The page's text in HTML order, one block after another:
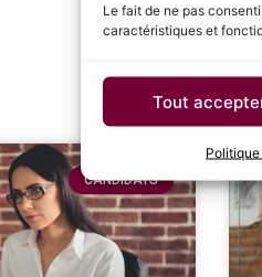
Le fait de ne pas
caractéristiques et
Tout
CANDIDATS